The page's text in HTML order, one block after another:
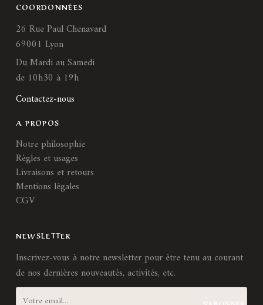
COORDONNÉES
26 Rue Paul Chenavard
69001 Lyon
Du Mardi au Samedi
de 10h30 à 19h
Contactez-nous
A PROPOS
Notre philosophie
Règles et usages
Livraisons et retours
Mentions légales
CGV
NEWSLETTER
Inscrivez-vous à notre newsletter pour être tenu au courant
de nos dernières nouveautés, activités, etc.